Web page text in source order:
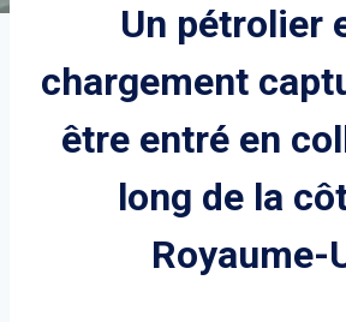
Un pétrolier
chargement
être entré en
long de la
Royaume-